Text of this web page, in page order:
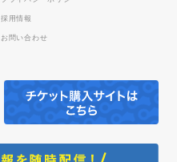
採用情報
お問い合わせ